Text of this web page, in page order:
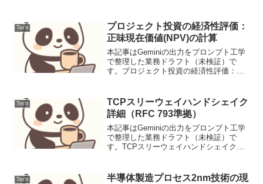
ティ、スペクトル正規化、自己...
Tech
プロジェクト投資の経済性評価：
正味現在価値(NPV)の計算
本記事はGeminiの出力をプロンプト工学
で整理した業務ドラフト（未検証）で
す。プロジェクト投資の経済性評価：正
ュフローを現在価値に割り引いて初期投
資と比較し、投...
Tech
TCPスリーウェイハンドシェイク
詳細（RFC 793準拠）
本記事はGeminiの出力をプロンプト工学
で整理した業務ドラフト（未検証）で
す。TCPスリーウェイハンドシェイク詳
Protocol (TCP...
Tech
半導体製造プロセス2nm技術の現